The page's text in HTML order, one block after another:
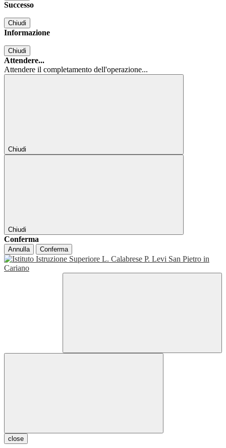
Successo
Chiudi
Informazione
Chiudi
Attendere...
Attendere il completamento dell'operazione...
Chiudi
Chiudi
Conferma
Annulla Conferma
close